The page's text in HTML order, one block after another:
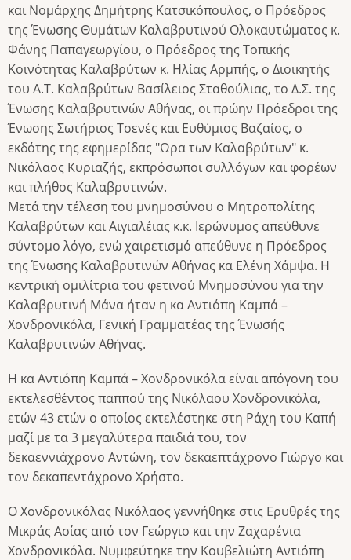
και Νομάρχης Δημήτρης Κατσικόπουλος, ο Πρόεδρος
της Ένωσης Θυμάτων Καλαβρυτινού Ολοκαυτώματος κ.
Φάνης Παπαγεωργίου, ο Πρόεδρος της Τοπικής
Κοινότητας Καλαβρύτων κ. Ηλίας Αρμπής, ο Διοικητής
του Α.Τ. Καλαβρύτων Βασίλειος Σταθούλιας, το Δ.Σ. της
Ένωσης Καλαβρυτινών Αθήνας, οι πρώην Πρόεδροι της
Ένωσης Σωτήριος Τσενές και Ευθύμιος Βαζαίος, ο
εκδότης της εφημερίδας "Ωρα των Καλαβρύτων" κ.
Νικόλαος Κυριαζής, εκπρόσωποι συλλόγων και φορέων
και πλήθος Καλαβρυτινών.
Μετά την τέλεση του μνημοσύνου ο Μητροπολίτης
Καλαβρύτων και Αιγιαλέιας κ.κ. Ιερώνυμος απεύθυνε
σύντομο λόγο, ενώ χαιρετισμό απεύθυνε η Πρόεδρος
της Ένωσης Καλαβρυτινών Αθήνας κα Ελένη Χάμψα. Η
κεντρική ομιλίτρια του φετινού Μνημοσύνου για την
Καλαβρυτινή Μάνα ήταν η κα Αντιόπη Καμπά –
Χονδρονικόλα, Γενική Γραμματέας της Ένωσής
Καλαβρυτινών Αθήνας.
Η κα Αντιόπη Καμπά – Χονδρονικόλα είναι απόγονη του
εκτελεσθέντος παππού της Νικόλαου Χονδρονικόλα,
ετών 43 ετών ο οποίος εκτελέστηκε στη Ράχη του Καπή
μαζί με τα 3 μεγαλύτερα παιδιά του, τον
δεκαεννιάχρονο Αντώνη, τον δεκαεπτάχρονο Γιώργο και
τον δεκαπεντάχρονο Χρήστο.
Ο Χονδρονικόλας Νικόλαος γεννήθηκε στις Ερυθρές της
Μικράς Ασίας από τον Γεώργιο και την Ζαχαρένια
Χονδρονικόλα. Νυμφεύτηκε την Κουβελιώτη Αντιόπη